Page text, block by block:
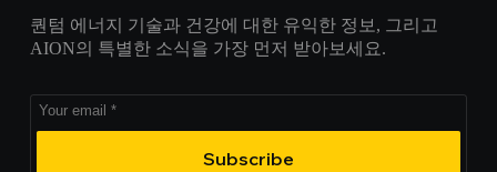
퀀텀 에너지 기술과 건강에 대한 유익한 정보, 그리고
AION의 특별한 소식을 가장 먼저 받아보세요.
Subscribe